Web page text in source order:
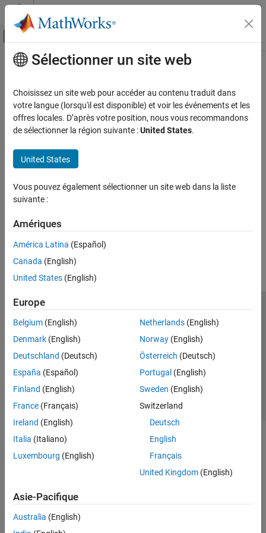
Passer au contenu
Activer/désactiver l'affichage du menu
Accueil de la documentation
Contenu principal
How useful was this information?
Sélectionner un site web
Choisissez un site web pour accéder au contenu traduit dans
votre langue (lorsqu'il est disponible) et voir les événements et les
offres locales. D’après votre position, nous vous recommandons
de sélectionner la région suivante :United States.
United States
Vous pouvez également sélectionner un site web dans la liste
suivante :
Amériques
América Latina (Español)
Canada (English)
United States (English)
Europe
Belgium (English)
Denmark (English)
Deutschland (Deutsch)
España (Español)
Finland (English)
France (Français)
Ireland (English)
Italia (Italiano)
Luxembourg (English)
Netherlands(English)
Norway(English)
Österreich (Deutsch)
Portugal (English)
Sweden (English)
Switzerland
Deutsch
English
Français
United Kingdom(English)
Asie-Pacifique
Australia (English)
Lutte anti-piratage
Contacts locaux
© 1994-2026 The MathWorks, Inc.